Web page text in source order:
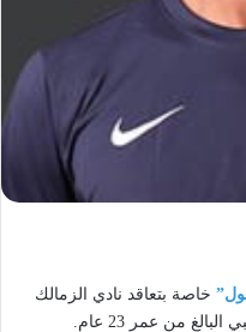
خاصة بتعاقد نادي الزمالك
من عمر 23 عام.